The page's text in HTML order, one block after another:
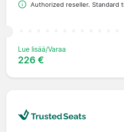
Authorized reseller. Standard
Lue lisää/Varaa
226 €